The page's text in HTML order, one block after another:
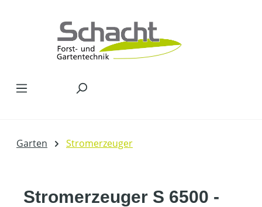
Garten Stromerzeuger
Stromerzeuger S 6500 -